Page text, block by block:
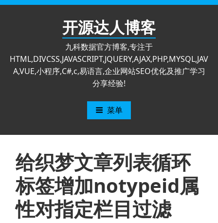
跳
开源达人博客
九科数据官方博客,专注于
HTML,DIVCSS,JAVASCRIPT,JQUERY,AJAX,PHP,MYSQL,JAV
A,VUE,小程序,C#,c,易语言,企业网站SEO优化及推广学习
分享经验!
菜单
给织梦文章列表循环
标签增加notypeid属
性对指定栏目过滤